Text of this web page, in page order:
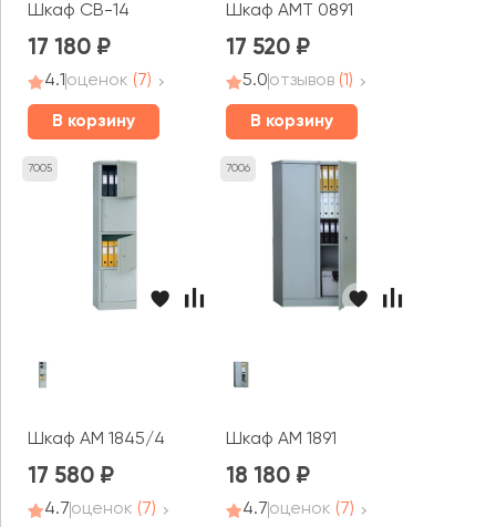
Шкаф CB-14
17 180
4.1оценок (7)
В корзину
Шкаф AMT 0891
17 520
5.0отзывов (1)
В корзину
7005
Шкаф AM 1845/4
17 580
4.7оценок (7)
7006
Шкаф AM 1891
18 180
4.7оценок (7)